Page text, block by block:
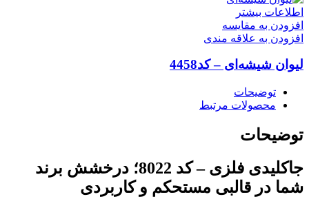
اطلاعات بیشتر
افزودن به مقایسه
افزودن به علاقه مندی
لیوان شیشه‌ای – کد4458
توضیحات
محصولات مرتبط
توضیحات
جاکلیدی فلزی – کد 8022؛ درخشش برند
شما در قالبی مستحکم و کاربردی